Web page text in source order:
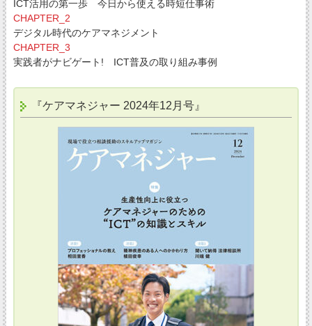
ICT活用の第一歩 今日から使える時短仕事術
CHAPTER_2
デジタル時代のケアマネジメント
CHAPTER_3
実践者がナビゲート! ICT普及の取り組み事例
『ケアマネジャー 2024年12月号』